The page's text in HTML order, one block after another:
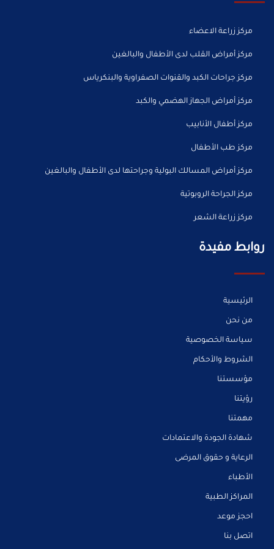
مركز زراعة الاعضاء
مركز أمراض القلب لدى الأطفال والبالغين
مركز جراحات الكبد والقنوات الصفراوية والبنكرياس
مركز أمراض الجهاز الهضمي والكبد
مركز أطفال الأنابيب
مركز طب الأطفال
مركز أمراض المسالك البولية وجراحتها لدى الأطفال والبالغين
مركز الجراحة الروبوتية
مركز زراعة الشعر
روابط مفيدة
الرئيسية
من نحن
سياسة الخصوصية
الشروط والأحكام
مؤسستنا
رؤيتنا
مهمتنا
شهادة الجودة والاعتمادات
الرعاية و حقوق المرضى
الأطباء
المراكز الطبية
احجز موعد
اتصل بنا